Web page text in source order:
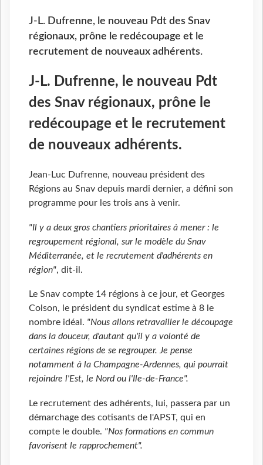
J-L. Dufrenne, le nouveau Pdt des Snav
régionaux, prône le redécoupage et le
recrutement de nouveaux adhérents.
J-L. Dufrenne, le nouveau Pdt
des Snav régionaux, prône le
redécoupage et le recrutement
de nouveaux adhérents.
Jean-Luc Dufrenne, nouveau président des
Régions au Snav depuis mardi dernier, a défini son
programme pour les trois ans à venir.
"Il y a deux gros chantiers prioritaires à mener : le
regroupement régional, sur le modèle du Snav
Méditerranée, et le recrutement d'adhérents en
région", dit-il.
Le Snav compte 14 régions à ce jour, et Georges
Colson, le président du syndicat estime à 8 le
nombre idéal. "Nous allons retravailler le découpage
dans la douceur, d'autant qu'il y a volonté de
certaines régions de se regrouper. Je pense
notamment à la Champagne-Ardennes, qui pourrait
rejoindre l'Est, le Nord ou l'Ile-de-France".
Le recrutement des adhérents, lui, passera par un
démarchage des cotisants de l'APST, qui en
compte le double. "Nos formations en commun
favorisent le rapprochement".